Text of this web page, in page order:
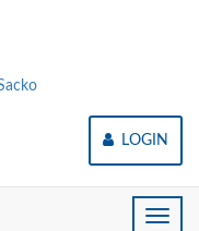
LOGIN
Toggle